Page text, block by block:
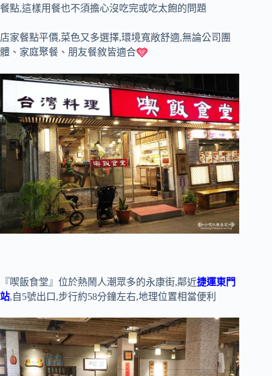
餐點,這樣用餐也不須擔心沒吃完或吃太飽的問題
店家餐點平價,菜色又多選擇,環境寬敞舒適,無論公司團
體、家庭聚餐、朋友餐敘皆適合
『喫飯食堂』位於熱鬧人潮眾多的永康街,鄰近捷運東門
站,自5號出口,步行約58分鐘左右,地理位置相當便利